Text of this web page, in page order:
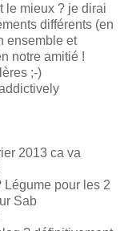
le mieux ? je dirai
différents (en
ensemble et
notre amitié !
;-)
2013 ca va
Légume pour les 2
Sab